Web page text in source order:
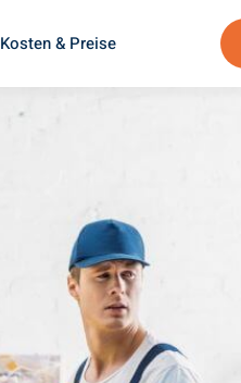
Kosten & Preise